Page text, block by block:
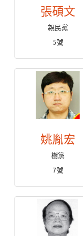
張碩文
親民黨
5號
姚胤宏
樹黨
7號